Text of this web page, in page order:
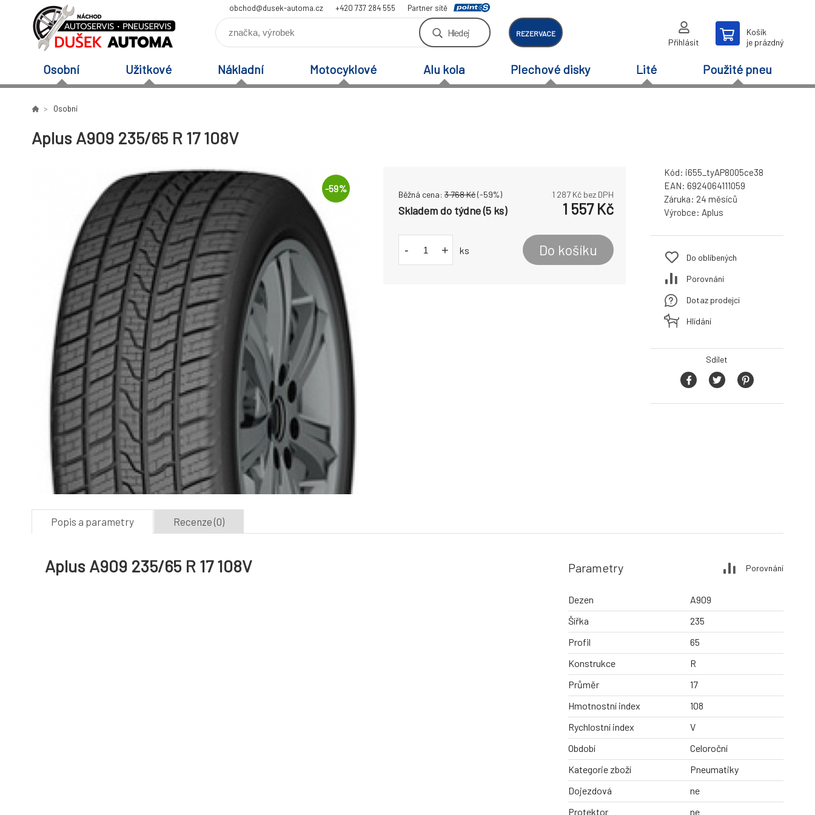
obchod@dusek-automa.cz +420 737 284 555 Partner sítě
Hledej REZERVACE
Přihlásit
Košík
je prázdný
Osobní Užitkové Nákladní Motocyklové Alu kola Plechové disky Lité Použité pneu
Osobní
Aplus A909 235/65 R 17 108V
-59%
Běžná cena: 3 768Kč(-59%) 1 287 Kč bez DPH
Skladem do týdne (5 ks) 1 557Kč
- + ks Do košíku
Kód: i655_tyAP8005ce38
EAN: 6924064111059
Záruka: 24 měsíců
Výrobce: Aplus
Do oblíbených
Porovnání
Dotaz prodejci
Hlídání
Sdílet
Popis a parametry Recenze (0)
Aplus A909 235/65 R 17 108V Parametry Porovnání
Dezen
A909
Šířka
235
Profil
65
Konstrukce
R
Průměr
17
Hmotnostní index
108
Rychlostní index
V
Období
Celoroční
Kategorie zboží
Pneumatiky
Dojezdová
ne
Protektor
ne